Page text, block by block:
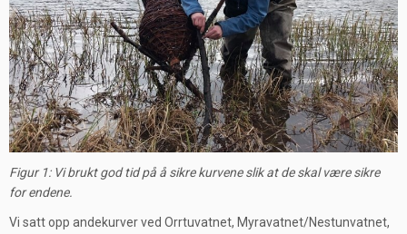
Figur 1: Vi brukt god tid på å sikre kurvene slik at de skal være sikre
for endene.
Vi satt opp andekurver ved Orrtuvatnet, Myravatnet/Nestunvatnet,